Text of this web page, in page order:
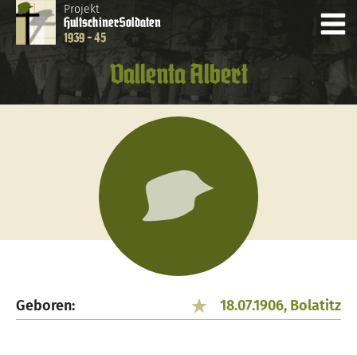
Projekt
HultschinerSoldaten
1939 - 45
Vallenta Albert
Geboren: 18.07.1906, Bolatitz